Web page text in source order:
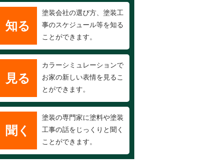
知る
塗装会社の選び方、塗装工
事のスケジュール等を知る
ことができます。
見る
カラーシミュレーションで
お家の新しい表情を見るこ
とができます。
聞く
塗装の専門家に塗料や塗装
工事の話をじっくりと聞く
ことができます。